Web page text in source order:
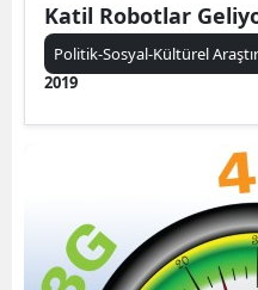
Katil Robotlar
Politik-Sosyal-Kültürel
2019